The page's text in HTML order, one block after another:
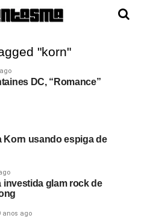
"korn"
DC, “Romance”
Korn usando espiga de
investida glam rock de
anos ago